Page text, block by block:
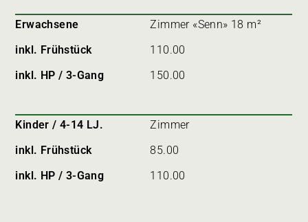
Erwachsene
Zimmer «Senn» 18 m²
inkl. Frühstück
110.00
inkl. HP / 3-Gang
150.00
Kinder / 4-14 LJ.
Zimmer
inkl. Frühstück
85.00
inkl. HP / 3-Gang
110.00